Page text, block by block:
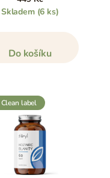
Skladem (6 ks)
Do košíku
clean label